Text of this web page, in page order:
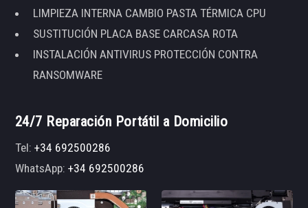
LIMPIEZA INTERNA CAMBIO PASTA TÉRMICA CPU
SUSTITUCIÓN PLACA BASE CARCASA ROTA
INSTALACIÓN ANTIVIRUS PROTECCIÓN CONTRA
RANSOMWARE
24/7 Reparación Portátil a Domicilio
Tel:+34 692500286
WhatsApp:+34 692500286